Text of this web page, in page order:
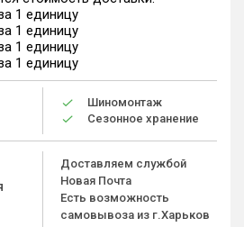
1 единицу
1 единицу
1 единицу
1 единицу
Шиномонтаж
Сезонное хранение
Доставляем службой
Новая Почта
Есть возможность
самовывоза из г.Харьков